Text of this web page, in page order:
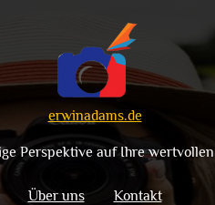
erwinadams.de
Perspektive auf Ihre
Über uns Kontakt